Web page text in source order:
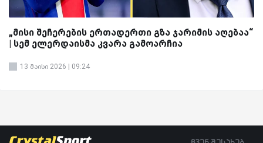
„მისი შეჩერების ერთადერთი გზა ჯარიმის აღებაა“
| სემ ელერდაისმა კვარა გამოარჩია
13 მაისი 2026 | 09:24